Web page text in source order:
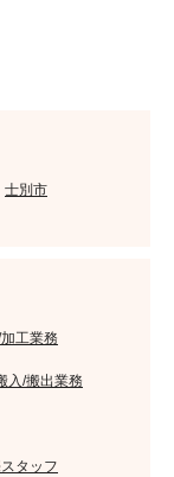
士別市
工業務
入/搬出業務
タッフ